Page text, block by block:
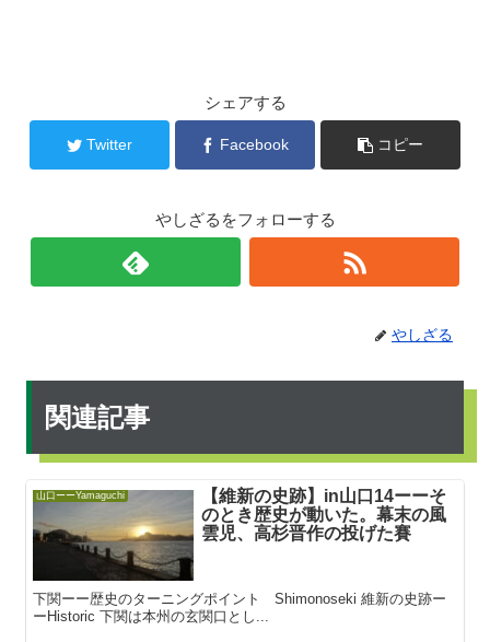
シェアする
Twitter Facebook コピー
やしざるをフォローする
やしざる
関連記事
山口ーーYamaguchi
【維新の史跡】in山口14ーーそ
のとき歴史が動いた。幕末の風
雲児、高杉晋作の投げた賽
下関ーー歴史のターニングポイント Shimonoseki 維新の史跡ー
ーHistoric 下関は本州の玄関口とし...